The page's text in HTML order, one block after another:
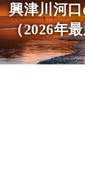
興津川河
（2026年